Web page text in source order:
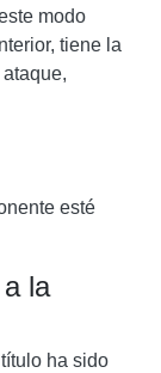
modo
tiene la
esté
la
ha sido